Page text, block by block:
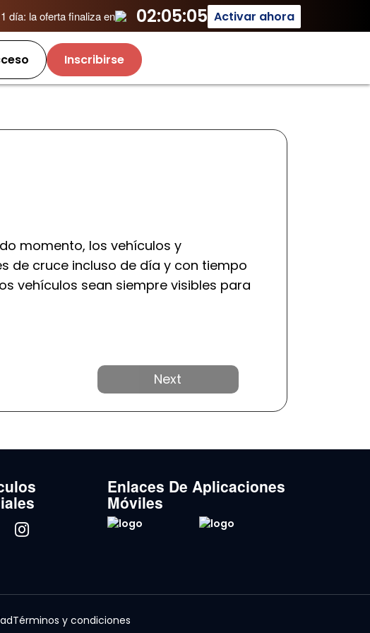
día: la oferta finaliza en 02:05:05 Activar ahora
Inscribirse
momento, los vehículos y
de cruce incluso de día y con tiempo
vehículos sean siempre visibles para
Próximo
Enlaces De Aplicaciones
Móviles
Términos y condiciones